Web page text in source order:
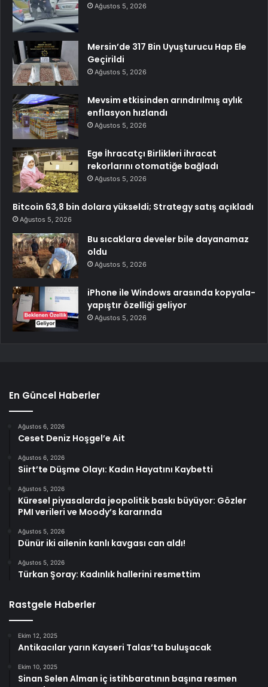
Ağustos 5, 2026
Mersin’de 317 Bin Uyuşturucu Hap Ele
Geçirildi
Ağustos 5, 2026
Mevsim etkisinden arındırılmış aylık
enflasyon hızlandı
Ağustos 5, 2026
Ege İhracatçı Birlikleri ihracat
rekorlarını otomatiğe bağladı
Ağustos 5, 2026
Bitcoin 63,8 bin dolara yükseldi; Strategy satış açıkladı
Ağustos 5, 2026
Bu sıcaklara develer bile dayanamaz
oldu
Ağustos 5, 2026
iPhone ile Windows arasında kopyala-
yapıştır özelliği geliyor
Ağustos 5, 2026
En Güncel Haberler
Ağustos 6, 2026
Ceset Deniz Hoşgel’e Ait
Ağustos 6, 2026
Siirt’te Düşme Olayı: Kadın Hayatını Kaybetti
Ağustos 5, 2026
Küresel piyasalarda jeopolitik baskı büyüyor: Gözler
PMI verileri ve Moody’s kararında
Ağustos 5, 2026
Dünür iki ailenin kanlı kavgası can aldı!
Ağustos 5, 2026
Türkan Şoray: Kadınlık hallerini resmettim
Rastgele Haberler
Ekim 12, 2025
Antikacılar yarın Kayseri Talas’ta buluşacak
Ekim 10, 2025
Sinan Selen Alman iç istihbaratının başına resmen